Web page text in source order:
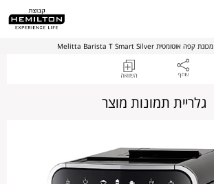
מכונת קפה אוטומטית Melitta Barista T Smart Silver
גלריית תמונות מוצר